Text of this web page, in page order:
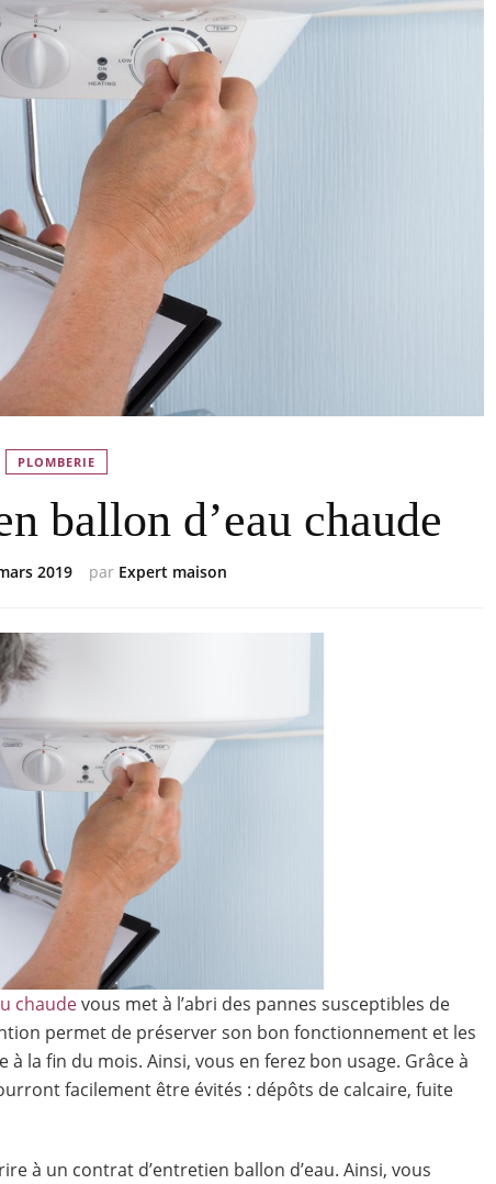
PLOMBERIE
ballon d’eau chaude
par Expert maison
2019
chaudevous met à l’abri des pannes susceptibles de
permet de préserver son bon fonctionnement et les
à la fin du mois. Ainsi, vous en ferez bon usage. Grâce à
facilement être évités : dépôts de calcaire, fuite
à un contrat d’entretien ballon d’eau. Ainsi, vous